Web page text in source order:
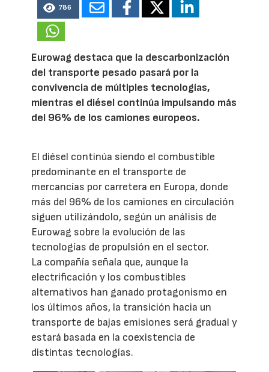
786
Eurowag destaca que la descarbonización
del transporte pesado pasará por la
convivencia de múltiples tecnologías,
mientras el diésel continúa impulsando más
del 96% de los camiones europeos.
El diésel continúa siendo el combustible
predominante en el transporte de
mercancías por carretera en Europa, donde
más del 96% de los camiones en circulación
siguen utilizándolo, según un análisis de
Eurowag sobre la evolución de las
tecnologías de propulsión en el sector.
La compañía señala que, aunque la
electrificación y los combustibles
alternativos han ganado protagonismo en
los últimos años, la transición hacia un
transporte de bajas emisiones será gradual y
estará basada en la coexistencia de
distintas tecnologías.